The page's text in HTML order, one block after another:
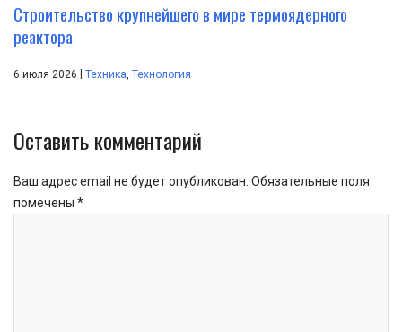
Строительство крупнейшего в мире термоядерного
реактора
6 июля 2026 Техника, Технология
Оставить комментарий
Ваш адрес email не будет опубликован. Обязательные поля
помечены *